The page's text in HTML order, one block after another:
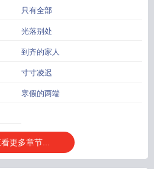
风景吉他谱看不见的风景微电影
风景作文600字
看 看不见的风雪是什么歌
只有全部
光落别处
到齐的家人
寸寸凌迟
寒假的两端
更多章节...